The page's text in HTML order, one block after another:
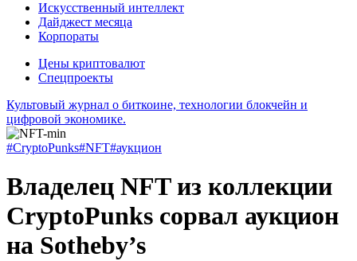
Искусственный интеллект
Дайджест месяца
Корпораты
Цены криптовалют
Спецпроекты
Культовый журнал о биткоине, технологии блокчейн и
цифровой экономике.
#CryptoPunks#NFT#аукцион
Владелец NFT из коллекции
CryptoPunks сорвал аукцион
на Sotheby’s